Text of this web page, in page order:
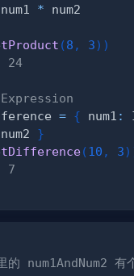
num1 *
(8 , 3) )
= { num1 :
num2 }
(10 , 3)
7
的 num1AndNum2